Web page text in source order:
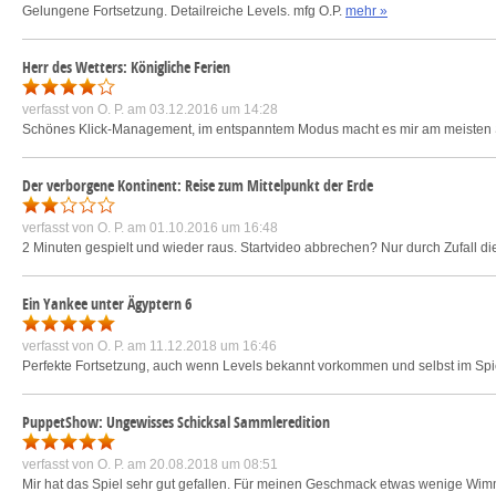
Gelungene Fortsetzung. Detailreiche Levels. mfg O.P. mehr »
Herr des Wetters: Königliche Ferien
verfasst von O. P. am 03.12.2016 um 14:28
Schönes Klick-Management, im entspanntem Modus macht es mir am
Der verborgene Kontinent: Reise zum Mittelpunkt der Erde
verfasst von O. P. am 01.10.2016 um 16:48
2 Minuten gespielt und wieder raus. Startvideo abbrechen? Nur durch Zufall
Ein Yankee unter Ägyptern 6
verfasst von O. P. am 11.12.2018 um 16:46
Perfekte Fortsetzung, auch wenn Levels bekannt vorkommen und selbst im
PuppetShow: Ungewisses Schicksal Sammleredition
verfasst von O. P. am 20.08.2018 um 08:51
Mir hat das Spiel sehr gut gefallen. Für meinen Geschmack etwas wenige